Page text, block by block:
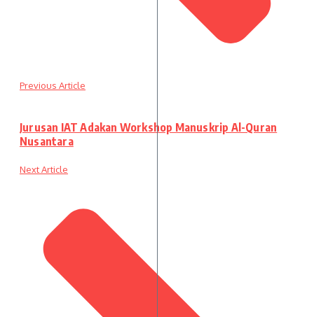
Previous Article
Jurusan IAT Adakan Workshop Manuskrip Al-Quran
Nusantara
Next Article